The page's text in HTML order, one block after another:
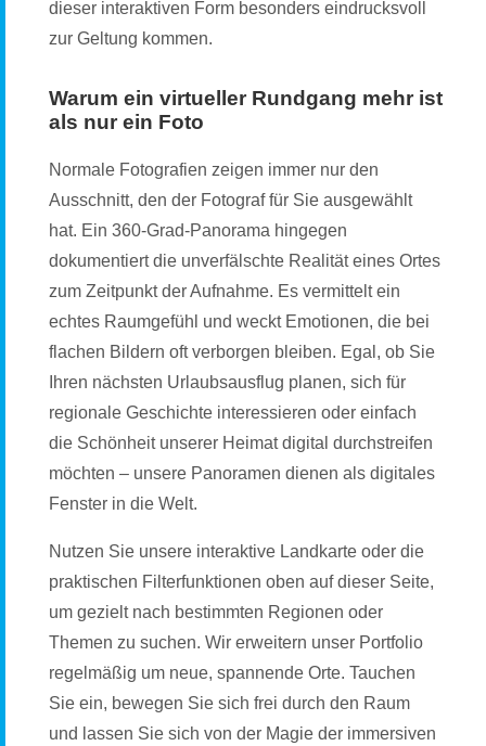
dieser interaktiven Form besonders eindrucksvoll
zur Geltung kommen.
Warum ein virtueller Rundgang mehr ist
als nur ein Foto
Normale Fotografien zeigen immer nur den
Ausschnitt, den der Fotograf für Sie ausgewählt
hat. Ein 360-Grad-Panorama hingegen
dokumentiert die unverfälschte Realität eines Ortes
zum Zeitpunkt der Aufnahme. Es vermittelt ein
echtes Raumgefühl und weckt Emotionen, die bei
flachen Bildern oft verborgen bleiben. Egal, ob Sie
Ihren nächsten Urlaubsausflug planen, sich für
regionale Geschichte interessieren oder einfach
die Schönheit unserer Heimat digital durchstreifen
möchten – unsere Panoramen dienen als digitales
Fenster in die Welt.
Nutzen Sie unsere interaktive Landkarte oder die
praktischen Filterfunktionen oben auf dieser Seite,
um gezielt nach bestimmten Regionen oder
Themen zu suchen. Wir erweitern unser Portfolio
regelmäßig um neue, spannende Orte. Tauchen
Sie ein, bewegen Sie sich frei durch den Raum
und lassen Sie sich von der Magie der immersiven